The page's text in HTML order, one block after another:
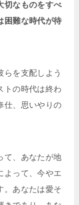
切なものをすべ
困難な時代が待
らを支配しよう
トの時代は終わ
仕、思いやりの
て、あなたが地
よって、今やエ
。あなたは愛そ